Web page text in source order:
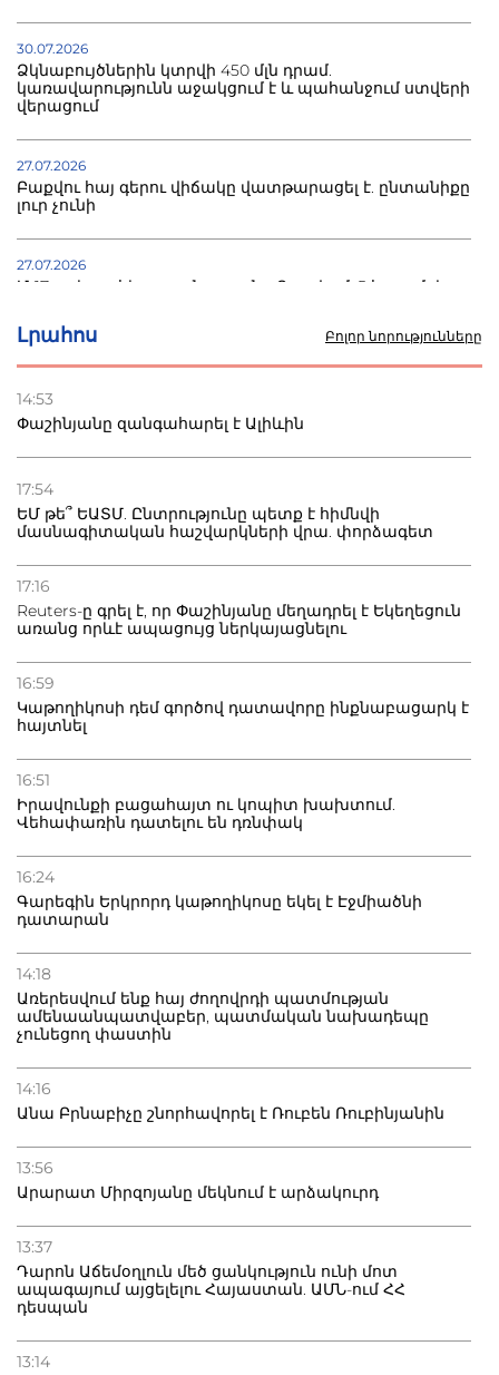
Լրահոս Բոլոր նորությունները
14:53
Փաշինյանը զանգահարել է Ալիևին
17:54
ԵՄ թե՞ ԵԱՏՄ. Ընտրությունը պետք է հիմնվի
մասնագիտական հաշվարկների վրա. փորձագետ
17:16
Reuters-ը գրել է, որ Փաշինյանը մեղադրել է Եկեղեցուն
առանց որևէ ապացույց ներկայացնելու
16:59
Կաթողիկոսի դեմ գործով դատավորը ինքնաբացարկ է
հայտնել
16:51
Իրավունքի բացահայտ ու կոպիտ խախտում.
Վեհափառին դատելու են դռնփակ
16:24
Գարեգին Երկրորդ կաթողիկոսը եկել է Էջմիածնի
դատարան
14:18
Առերեսվում ենք հայ ժողովրդի պատմության
ամենաանպատվաբեր, պատմական նախադեպը
չունեցող փաստին
14:16
Անա Բրնաբիչը շնորհավորել է Ռուբեն Ռուբինյանին
13:56
Արարատ Միրզոյանը մեկնում է արձակուրդ
13:37
Դարոն Աճեմօղլուն մեծ ցանկություն ունի մոտ
ապագայում այցելելու Հայաստան. ԱՄՆ-ում ՀՀ
դեսպան
13:14
30.07.2026
Ձկնաբույծներին կտրվի 450 մլն դրամ.
կառավարությունն աջակցում է և պահանջում ստվերի
վերացում
27.07.2026
Բաքվու հայ գերու վիճակը վատթարացել է. ընտանիքը
լուր չունի
27.07.2026
Մ-17 աշխարհի առաջնությունը Բաքվում. 5 հայ ըմբիշ
22.07.2026
տուժածներ կան
21.07.2026
Դատվածություն ունեցող միգրանտներին կարգելվի
բնակվել Ռուսաստանում
20.07.2026
Բաքվի բանտից գեներալ Մանուկյանը դիմել է
Փաշինյանին